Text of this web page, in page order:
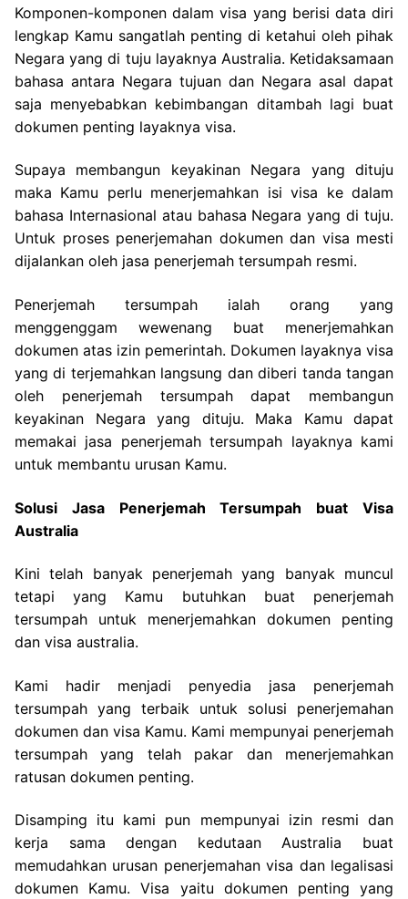
Komponen-komponen dalam visa yang berisi data diri
lengkap Kamu sangatlah penting di ketahui oleh pihak
Negara yang di tuju layaknya Australia. Ketidaksamaan
bahasa antara Negara tujuan dan Negara asal dapat
saja menyebabkan kebimbangan ditambah lagi buat
dokumen penting layaknya visa.
Supaya membangun keyakinan Negara yang dituju
maka Kamu perlu menerjemahkan isi visa ke dalam
bahasa Internasional atau bahasa Negara yang di tuju.
Untuk proses penerjemahan dokumen dan visa mesti
dijalankan oleh jasa penerjemah tersumpah resmi.
Penerjemah tersumpah ialah orang yang
menggenggam wewenang buat menerjemahkan
dokumen atas izin pemerintah. Dokumen layaknya visa
yang di terjemahkan langsung dan diberi tanda tangan
oleh penerjemah tersumpah dapat membangun
keyakinan Negara yang dituju. Maka Kamu dapat
memakai jasa penerjemah tersumpah layaknya kami
untuk membantu urusan Kamu.
Solusi Jasa Penerjemah Tersumpah buat Visa
Australia
Kini telah banyak penerjemah yang banyak muncul
tetapi yang Kamu butuhkan buat penerjemah
tersumpah untuk menerjemahkan dokumen penting
dan visa australia.
Kami hadir menjadi penyedia jasa penerjemah
tersumpah yang terbaik untuk solusi penerjemahan
dokumen dan visa Kamu. Kami mempunyai penerjemah
tersumpah yang telah pakar dan menerjemahkan
ratusan dokumen penting.
Disamping itu kami pun mempunyai izin resmi dan
kerja sama dengan kedutaan Australia buat
memudahkan urusan penerjemahan visa dan legalisasi
dokumen Kamu. Visa yaitu dokumen penting yang